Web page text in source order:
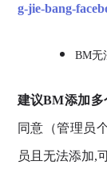
g-jie-bang-
BM无
建议BM添加多
同意（管理员
员且无法添加,